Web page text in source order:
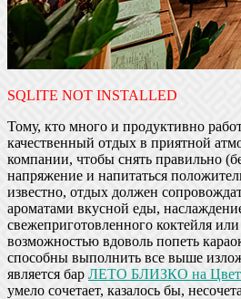
SQLITE NOT INSTALLED
Тому, кто много и продуктивно
качественный отдых в приятной
компании, чтобы снять правильно
напряжение и напитаться
известно, отдых должен
ароматами вкусной еды,
свежеприготовленного коктейля
возможностью вдоволь попеть
способны выполнить все выше
является бар ЛЕТО БЛИЗКО на
умело сочетает, казалось бы,